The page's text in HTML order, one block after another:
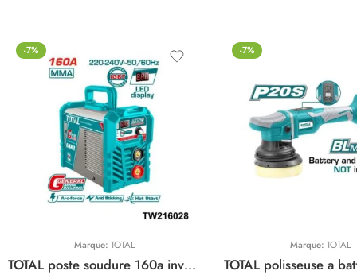
-7%
Marque: TOTAL
TOTAL poste soudure 160a inverter TW216028
-7%
Marque: TOTAL